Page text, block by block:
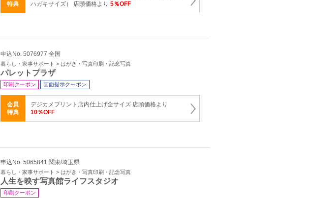
特典
ハガキサイズ） 店頭価格より 5％OFF
申込No. 5076977 全国
暮らし・家事サポート > はがき・写真印刷・記念写真
パレットプラザ
印刷クーポン 画面提示クーポン
会員
特典
デジカメプリント店内仕上げ全サイズ 店頭価格より
10％OFF
申込No. 5065841 関東/埼玉県
暮らし・家事サポート > はがき・写真印刷・記念写真
人生を映す写真館ライフスタジオ
印刷クーポン